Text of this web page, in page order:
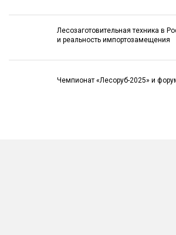
Лесозаготовительная техника в
и реальность импортозамещения
Чемпионат «Лесоруб-2025» и